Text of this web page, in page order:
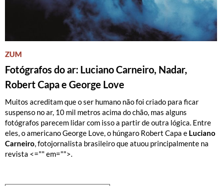
ZUM
Fotógrafos do ar: Luciano Carneiro, Nadar,
Robert Capa e George Love
Muitos acreditam que o ser humano não foi criado para ficar
suspenso no ar, 10 mil metros acima do chão, mas alguns
fotógrafos parecem lidar com isso a partir de outra lógica. Entre
eles, o americano George Love, o húngaro Robert Capa e Luciano
Carneiro, fotojornalista brasileiro que atuou principalmente na
revista <="" em="">.